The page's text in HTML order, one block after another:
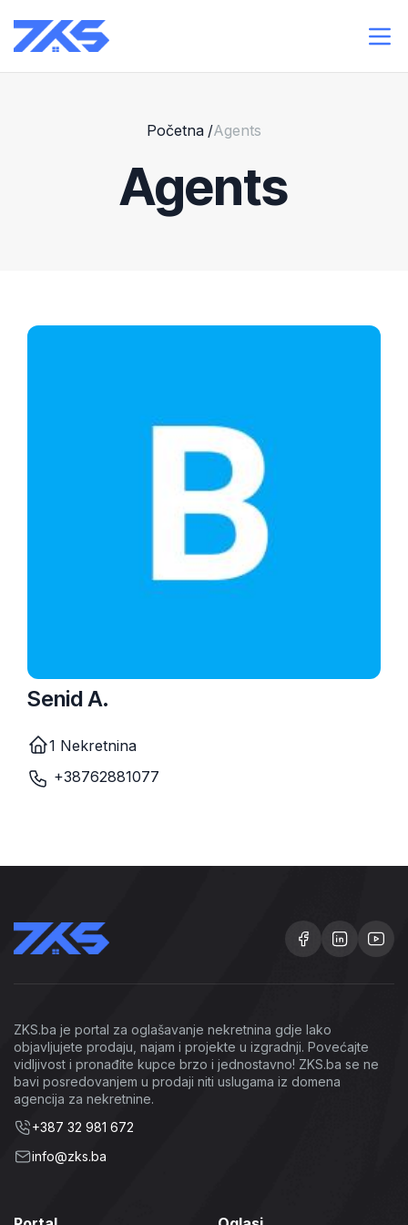
Početna /Agents
Agents
Senid A.
1 Nekretnina
+38762881077
ZKS.ba je portal za oglašavanje nekretnina gdje lako
objavljujete prodaju, najam i projekte u izgradnji. Povećajte
vidljivost i pronađite kupce brzo i jednostavno! ZKS.ba se ne
bavi posredovanjem u prodaji niti uslugama iz domena
agencija za nekretnine.
+387 32 981 672
info@zks.ba